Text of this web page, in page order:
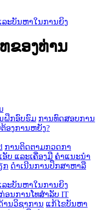
ະບັນຫາໃນການຍິງ
ຂອງທ່ານ
ຝຶກອົບຮົມ ການທົດສອບການ
ອງການຫຍັງ?
ການ​ຕິດ​ຕາມ​ກວດ​ກາ
ອັບ ແລະເຄື່ອງມື ຄຳແນະນຳ
ກ ດໍາເນີນການປຶກສາຫາລື
ະບັນຫາໃນການຍິງ
ອນ​ການ​ໂທ​ສໍາລັບ IT
ານວິຊາການ ແກ້ໄຂບັນຫາ